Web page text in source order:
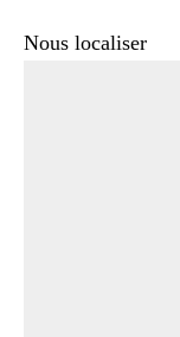
Nous localiser